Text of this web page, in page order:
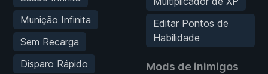
Munição Infinita
Sem Recarga
Disparo Rápido
Editar Pontos de
Habilidade
Mods de inimigos